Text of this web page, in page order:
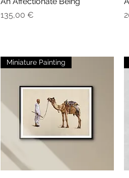
Prix
135,00 €
Miniature Painting